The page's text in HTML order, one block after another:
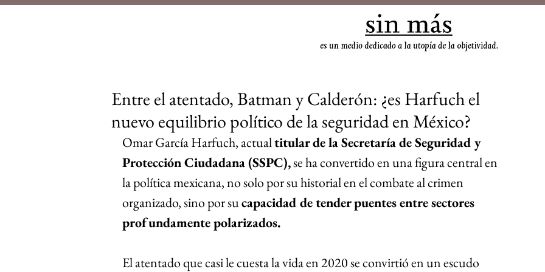
Entre el atentado, Batman y Calderón: ¿es Harfuch el
nuevo equilibrio político de la seguridad en México?
Omar García Harfuch, actual titular de la Secretaría de Seguridad y
Protección Ciudadana (SSPC), se ha convertido en una figura central en
la política mexicana, no solo por su historial en el combate al crimen
organizado, sino por su capacidad de tender puentes entre sectores
profundamente polarizados.
El atentado que casi le cuesta la vida en 2020 se convirtió en un escudo